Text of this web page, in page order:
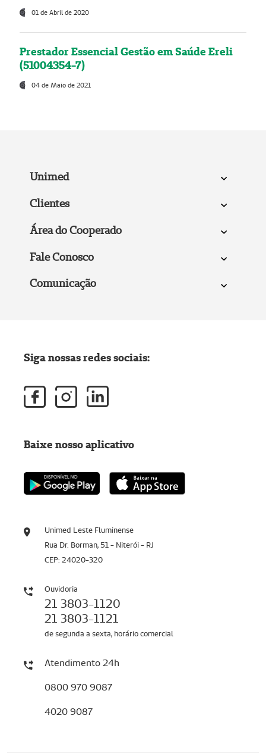
01 de Abril de 2020
Prestador Essencial Gestão em Saúde Ereli
(51004354-7)
04 de Maio de 2021
Unimed
Clientes
Área do Cooperado
Fale Conosco
Comunicação
Unimed Leste Fluminense
Rua Dr. Borman, 51 - Niterói - RJ
CEP: 24020-320
Ouvidoria
21 3803-1120
21 3803-1121
de segunda a sexta, horário comercial
Atendimento 24h
0800 970 9087
4020 9087
Siga nossas redes sociais:
Baixe nosso aplicativo